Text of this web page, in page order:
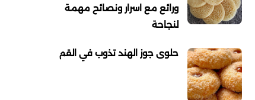
ورائع مع اسرار ونصائح مهمة
لنجاحة
حلوى جوز الهند تذوب في القم